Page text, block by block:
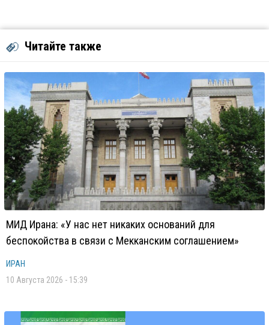
Читайте также
МИД Ирана: «У нас нет никаких оснований для
беспокойства в связи с Мекканским соглашением»
ИРАН
10 Августа 2026 - 15:39